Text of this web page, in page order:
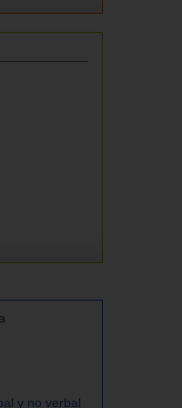
y no verbal